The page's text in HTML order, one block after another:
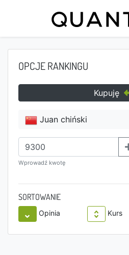
OPCJE RANKINGU
Kupuję
Juan chiński
Wprowadź kwotę
SORTOWANIE
Opinia Kurs